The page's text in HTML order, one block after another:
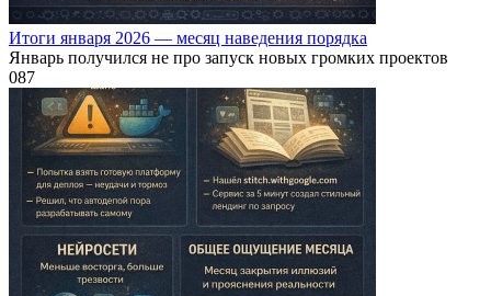
Итоги января 2026 — месяц наведения порядка
Январь получился не про запуск новых громких проектов
087